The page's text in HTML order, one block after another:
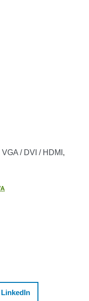
VGA / DVI / HDMI ,
LinkedIn